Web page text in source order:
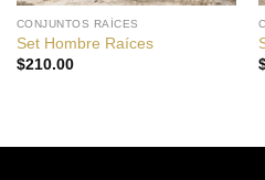
CONJUNTOS RAÍCES
Set Hombre Raíces
$210.00